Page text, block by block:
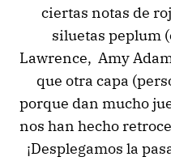
ciertas notas de
siluetas peplum
Lawrence, Amy
que otra capa
porque dan mucho
nos han hecho
¡Desplegamos la